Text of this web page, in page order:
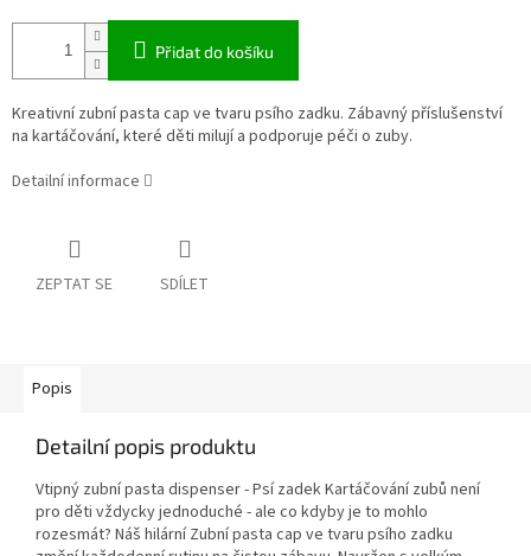
Přidat do košíku
Kreativní zubní pasta cap ve tvaru psího zadku. Zábavný příslušenství
na kartáčování, které děti milují a podporuje péči o zuby.
Detailní informace
ZEPTAT SE SDÍLET
Popis
Detailní popis produktu
Vtipný zubní pasta dispenser - Psí zadek Kartáčování zubů není
pro děti vždycky jednoduché - ale co kdyby je to mohlo
rozesmát? Náš hilární Zubní pasta cap ve tvaru psího zadku